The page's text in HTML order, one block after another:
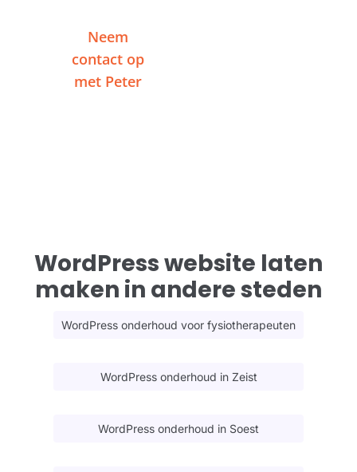
Neem
contact op
met Peter
WordPress website laten
maken in andere steden
WordPress onderhoud voor fysiotherapeuten
WordPress onderhoud in Zeist
WordPress onderhoud in Soest